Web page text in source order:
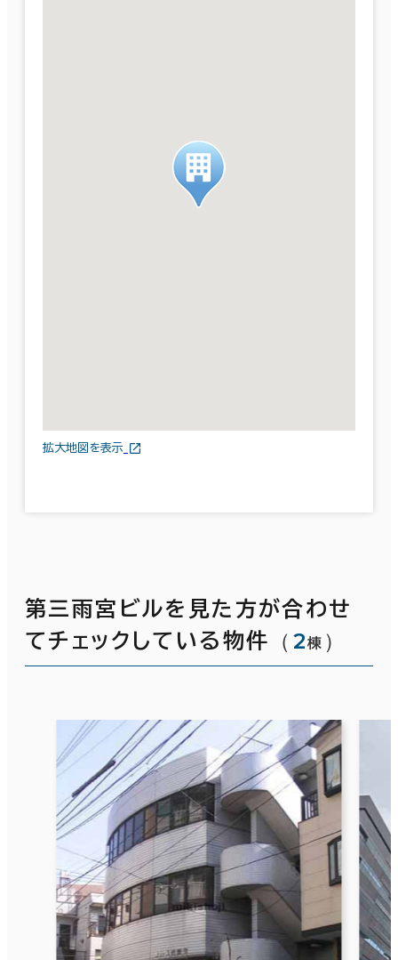
拡大地図を表示
第三雨宮ビルを見た方が合わせ
てチェックしている物件
（ 2棟 ）